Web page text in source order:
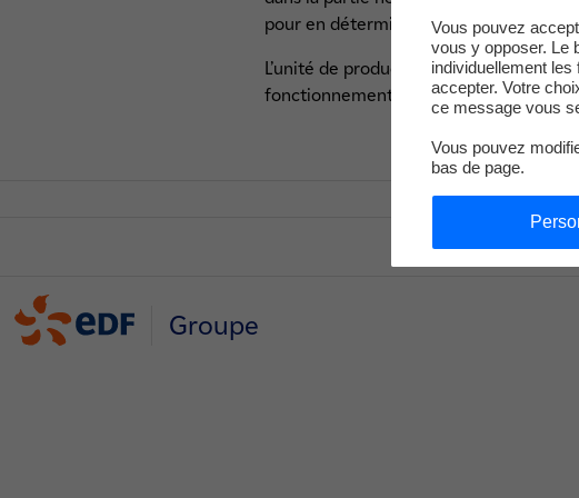
pour en déterminer l’origine sont en
L’unité de production n°4 est en arrêt
fonctionnement et connectées au
Groupe
Vous pouvez
vous y opposer. Le
individuellement
accepter. Votre
ce message vous
Vous pouvez
bas de page.